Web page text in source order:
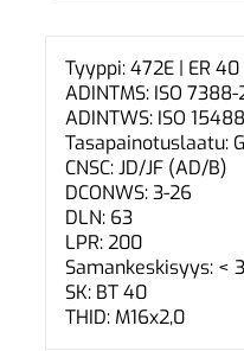
Tyyppi: 472E | ER 40
ADINTMS: ISO
ADINTWS: ISO
Tasapainotuslaatu:
CNSC: JD/JF (AD/B)
DCONWS: 3-26
DLN: 63
LPR: 200
Samankeskisyys: <
SK: BT 40
THID: M16x2,0